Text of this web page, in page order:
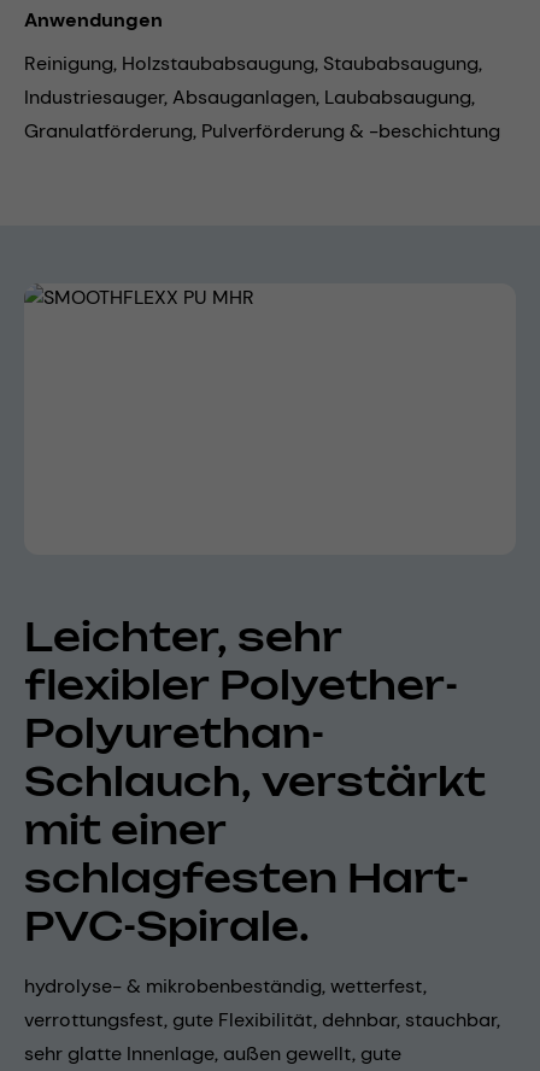
Anwendungen
Reinigung, Holzstaubabsaugung, Staubabsaugung,
Industriesauger,Absauganlagen, Laubabsaugung,
Granulatförderung, Pulverförderung & -beschichtung
Bildergalerie überspringen
Leichter, sehr
flexibler Polyether-
Polyurethan-
Schlauch, verstärkt
mit einer
schlagfesten Hart-
PVC-Spirale.
hydrolyse- & mikrobenbeständig, wetterfest,
verrottungsfest, gute Flexibilität, dehnbar, stauchbar,
sehr glatte Innenlage, außen gewellt, gute